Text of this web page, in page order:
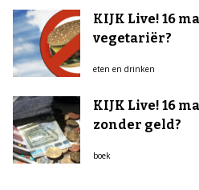
KIJK Live! 16
vegetariër?
eten en drinken
KIJK Live! 16
zonder geld?
boek